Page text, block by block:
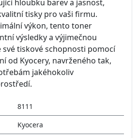
hloubku barev a jasnost,
tisky pro vaši firmu.
výkon, tento toner
výsledky a výjimečnou
své tiskové schopnosti pomocí
od Kyocery, navrženého tak,
jakéhokoliv
8111
Kyocera